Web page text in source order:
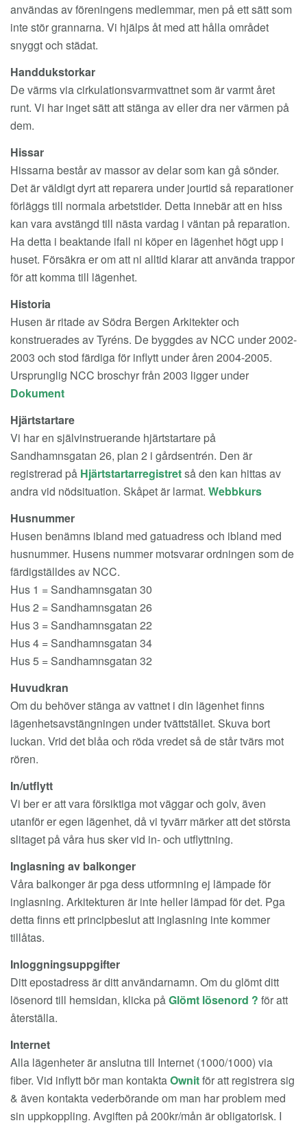
användas av föreningens medlemmar, men på ett sätt som
inte stör grannarna. Vi hjälps åt med att hålla området
snyggt och städat.
Handdukstorkar
De värms via cirkulationsvarmvattnet som är varmt året
runt. Vi har inget sätt att stänga av eller dra ner värmen på
dem.
Hissar
Hissarna består av massor av delar som kan gå sönder.
Det är väldigt dyrt att reparera under jourtid så reparationer
förläggs till normala arbetstider. Detta innebär att en hiss
kan vara avstängd till nästa vardag i väntan på reparation.
Ha detta i beaktande ifall ni köper en lägenhet högt upp i
huset. Försäkra er om att ni alltid klarar att använda trappor
för att komma till lägenhet.
Historia
Husen är ritade av Södra Bergen Arkitekter och
konstruerades av Tyréns. De byggdes av NCC under 2002-
2003 och stod färdiga för inflytt under åren 2004-2005.
Ursprunglig NCC broschyr från 2003 ligger under
Dokument
Hjärtstartare
Vi har en självinstruerande hjärtstartare på
Sandhamnsgatan 26, plan 2 i gårdsentrén. Den är
registrerad på Hjärtstartarregistretså den kan hittas av
andra vid nödsituation. Skåpet är larmat. Webbkurs
Husnummer
Husen benämns ibland med gatuadress och ibland med
husnummer. Husens nummer motsvarar ordningen som de
färdigställdes av NCC.
Hus 1 = Sandhamnsgatan 30
Hus 2 = Sandhamnsgatan 26
Hus 3 = Sandhamnsgatan 22
Hus 4 = Sandhamnsgatan 34
Hus 5 = Sandhamnsgatan 32
Huvudkran
Om du behöver stänga av vattnet i din lägenhet finns
lägenhetsavstängningen under tvättstället. Skuva bort
luckan. Vrid det blåa och röda vredet så de står tvärs mot
rören.
In/utflytt
Vi ber er att vara försiktiga mot väggar och golv, även
utanför er egen lägenhet, då vi tyvärr märker att det största
slitaget på våra hus sker vid in- och utflyttning.
Inglasning av balkonger
Våra balkonger är pga dess utformning ej lämpade för
inglasning. Arkitekturen är inte heller lämpad för det. Pga
detta finns ett principbeslut att inglasning inte kommer
tillåtas.
Inloggningsuppgifter
Ditt epostadress är ditt användarnamn. Om du glömt ditt
lösenord till hemsidan, klicka påGlömt lösenord ? för att
återställa.
Internet
Alla lägenheter är anslutna till Internet (1000/1000) via
fiber. Vid inflytt bör man kontaktaOwnitför att registrera sig
& även kontakta vederbörande om man har problem med
sin uppkoppling. Avgiften på 200kr/mån är obligatorisk. I